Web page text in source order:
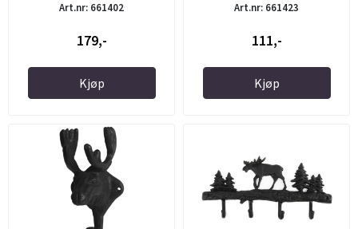
Art.nr: 661402
179,-
Kjøp
Art.nr: 661423
111,-
Kjøp